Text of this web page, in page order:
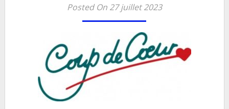
Posted On 27 juillet 2023